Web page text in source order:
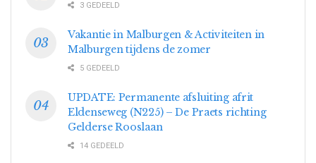
3 GEDEELD
Vakantie in Malburgen & Activiteiten in
Malburgen tijdens de zomer
5 GEDEELD
UPDATE: Permanente afsluiting afrit
Eldenseweg (N225) – De Praets richting
Gelderse Rooslaan
14 GEDEELD